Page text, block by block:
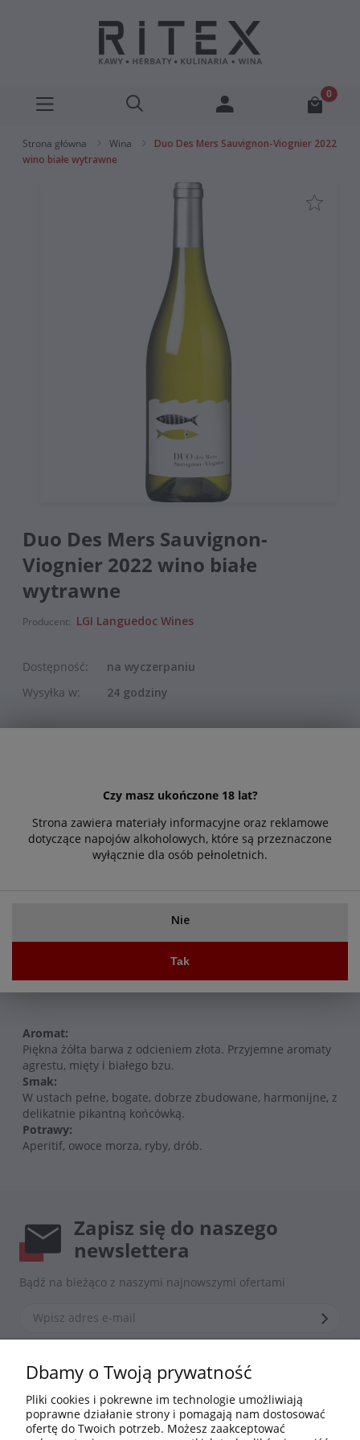
Strona główna Wina
Duo Des Mers Sauvignon-Viognier 2022
wino białe wytrawne
Czy masz ukończone 18 lat?
Strona zawiera materiały informacyjne oraz reklamowe
dotyczące napojów alkoholowych, które są przeznaczone
wyłącznie dla osób pełnoletnich.
Nie
Tak
Duo Des Mers Sauvignon-
Viognier 2022 wino białe
wytrawne
Producent: LGI Languedoc Wines
Dostępność:
na wyczerpaniu
Wysyłka w:
24 godziny
Do koszyka
Aromat:
Piękna żółta barwa z odcieniem złota. Przyjemne aromaty
agrestu, mięty i białego bzu.
Smak:
W ustach pełne, bogate, dobrze zbudowane, harmonijne, z
delikatnie pikantną końcówką.
Potrawy:
Aperitif, owoce morza, ryby, drób.
Zapisz się do naszego
newslettera
Bądź na bieżąco z naszymi najnowszymi ofertami
*Zapisując się zgadzasz się z nasząpolityką prywatności
Informacje
Dbamy o Twoją prywatność
Pliki cookies i pokrewne im technologie umożliwiają
poprawne działanie strony i pomagają nam dostosować
ofertę do Twoich potrzeb. Możesz zaakceptować